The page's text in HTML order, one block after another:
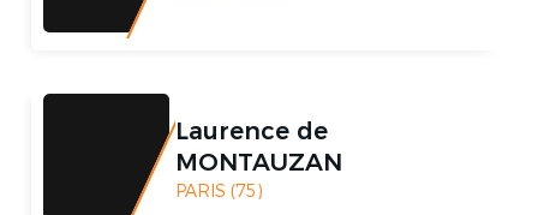
Laurence de
MONTAUZAN
PARIS (75)